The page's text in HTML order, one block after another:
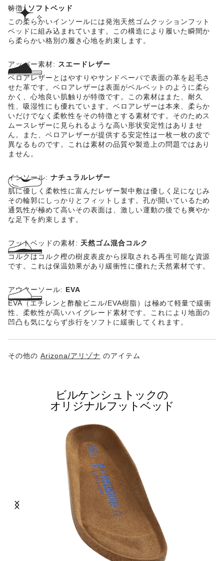
特徴: ソフトベッド
この柔らかいインソールには発泡天然ゴムクッションフット
ベッドに組み込まれています。この構造により履いた瞬間か
ら柔らかい格別の履き心地を約束します。
アッパー素材: スエードレザー
ベロアレザーとはやすりやサンドペーパで表面の革を起毛さ
せた革です。ベロアレザーは表面がベルベットのように柔ら
かく、心地良い肌触りが特徴です。この素材はまた、耐久
性、吸湿性にも優れています。ベロアレザーは本来、柔らか
いだけでなく柔軟性をその特徴とする素材です。そのためス
ムースレザーに見られるような高い形状安定性はありませ
ん。また、ベロアレザーが提供する安定性は一枚一枚の皮で
異なるものです。これは素材の品質や製造上の問題ではあり
ません。
インソール: ナチュラルレザー
肌に優しく柔軟性に富んだレザー製中敷は優しく足になじみ
その輪郭にしっかりとフィットします。孔が開いているため
通気性が極めて高いその表面は、激しい運動の後でも爽やか
な足下を約束します。
フットベッドの素材: 天然ゴム混合コルク
コルクはコルク樫の樹皮表皮から採取される再生可能な資源
です。これは保温効果があり緩衝性に優れた天然素材です。
アウターソール: EVA
EVA（エチレンと酢酸ビニル/EVA樹脂）は極めて軽量で緩衝
性、柔軟性が高いハイグレード素材です。これにより地面の
凹凸も気にならず歩行をソフトに緩衝してくれます。
その他の Arizona/アリゾナ のアイテム
ビルケンシュトックの
オリジナルフットベッド